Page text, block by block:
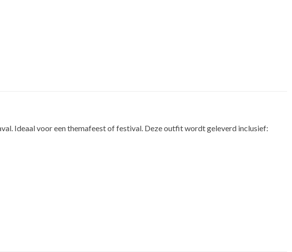
Ideaal voor een themafeest of festival. Deze outfit wordt geleverd inclusief: